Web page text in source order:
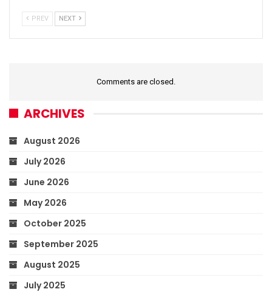
PREV NEXT
Comments are closed.
ARCHIVES
August 2026
July 2026
June 2026
May 2026
October 2025
September 2025
August 2025
July 2025